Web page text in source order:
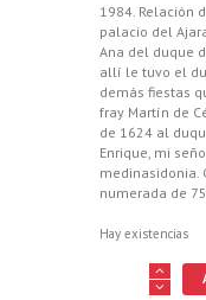
1984. Relación
palacio del
Ana del duque
allí le tuvo el
demás fiestas
fray Martín de
de 1624 al
Enrique, mi
medinasidonia.
numerada de
Hay existencias
RELACION